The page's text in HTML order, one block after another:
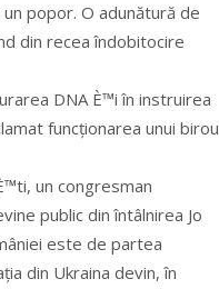
popor. O adunătură de
din recea îndobitocire
DNA È™i în instruirea
funcționarea unui birou
un congresman
public din întâlnirea Jo
este de partea
din Ukraina devin, în